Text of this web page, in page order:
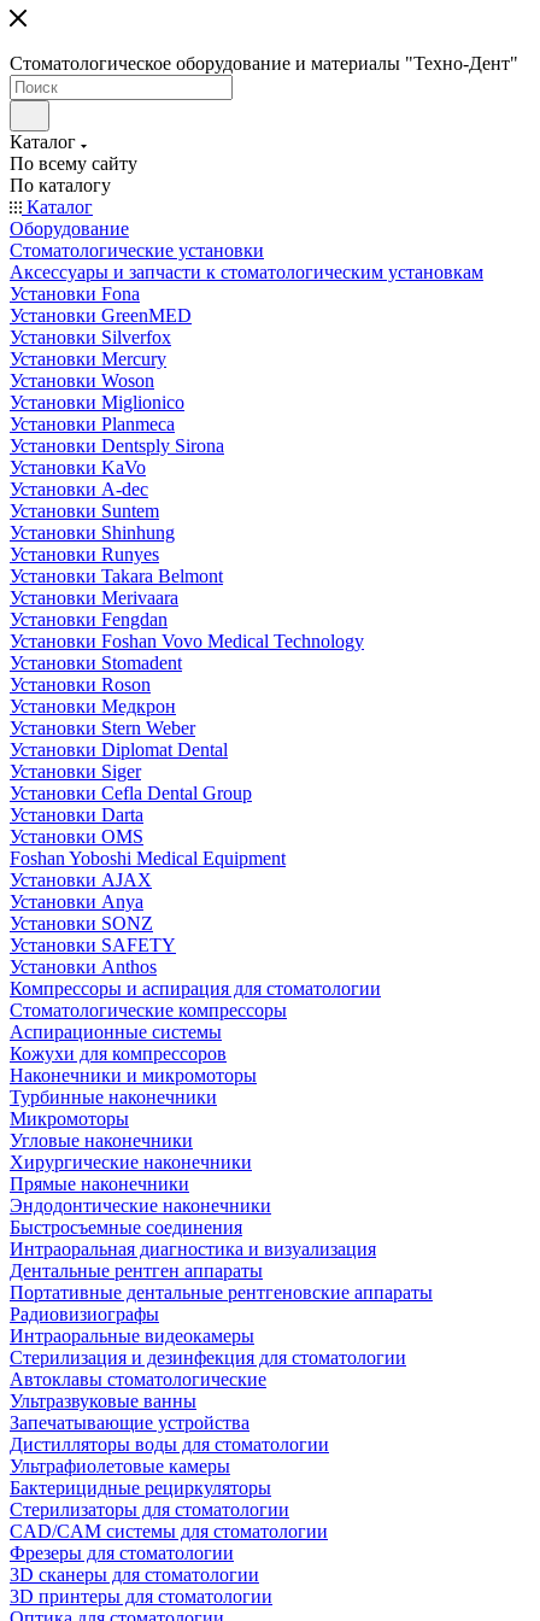
Стоматологическое оборудование и материалы "Техно-Дент"
Каталог
По всему сайту
По каталогу
Каталог
Оборудование
Стоматологические установки
Аксессуары и запчасти к стоматологическим установкам
Установки Fona
Установки GreenMED
Установки Silverfox
Установки Mercury
Установки Woson
Установки Miglionico
Установки Planmeca
Установки Dentsply Sirona
Установки KaVo
Установки A-dec
Установки Suntem
Установки Shinhung
Установки Runyes
Установки Takara Belmont
Установки Merivaara
Установки Fengdan
Установки Foshan Vovo Medical Technology
Установки Stomadent
Установки Roson
Установки Медкрон
Установки Stern Weber
Установки Diplomat Dental
Установки Siger
Установки Cefla Dental Group
Установки Darta
Установки OMS
Foshan Yoboshi Medical Equipment
Установки AJAX
Установки Anya
Установки SONZ
Установки SAFETY
Установки Anthos
Компрессоры и аспирация для стоматологии
Стоматологические компрессоры
Аспирационные системы
Кожухи для компрессоров
Наконечники и микромоторы
Турбинные наконечники
Микромоторы
Угловые наконечники
Хирургические наконечники
Прямые наконечники
Эндодонтические наконечники
Быстросъемные соединения
Интраоральная диагностика и визуализация
Дентальные рентген аппараты
Портативные дентальные рентгеновские аппараты
Радиовизиографы
Интраоральные видеокамеры
Стерилизация и дезинфекция для стоматологии
Автоклавы стоматологические
Ультразвуковые ванны
Запечатывающие устройства
Дистилляторы воды для стоматологии
Ультрафиолетовые камеры
Бактерицидные рециркуляторы
Стерилизаторы для стоматологии
CAD/CAM системы для стоматологии
Фрезеры для стоматологии
3D cканеры для стоматологии
3D принтеры для стоматологии